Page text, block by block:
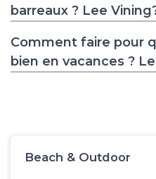
barreaux ? Lee
Comment faire pour
bien en vacances ?
Beach & Outdoor